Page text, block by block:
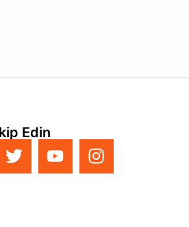
yapıya sahiptir. Ayrıca, yerli
de her tür dekorasyona uyum
bir aydınlatma çözümü
Edin